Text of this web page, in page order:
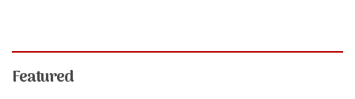
Featured